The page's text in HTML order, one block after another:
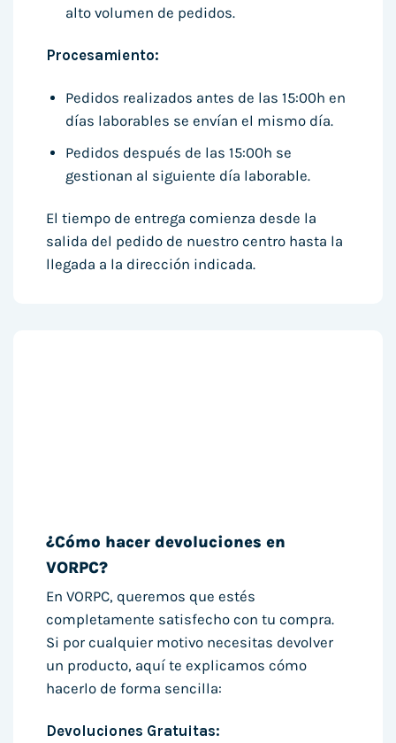
alto volumen de pedidos.
Procesamiento:
Pedidos realizados antes de las 15:00h en
días laborables se envían el mismo día.
Pedidos después de las 15:00h se
gestionan al siguiente día laborable.
El tiempo de entrega comienza desde la
salida del pedido de nuestro centro hasta la
llegada a la dirección indicada.
¿Cómo hacer devoluciones en
VORPC?
En VORPC, queremos que estés
completamente satisfecho con tu compra.
Si por cualquier motivo necesitas devolver
un producto, aquí te explicamos cómo
hacerlo de forma sencilla:
Devoluciones Gratuitas: